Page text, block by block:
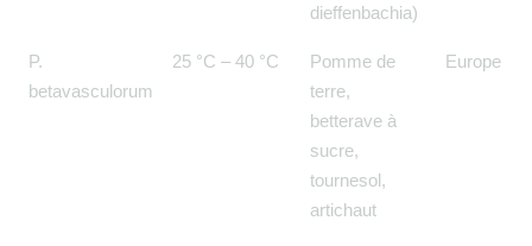
dieffenbachia)
P.
betavasculorum
25 °C – 40 °C
Pomme de
terre,
betterave à
sucre,
tournesol,
artichaut
Europe